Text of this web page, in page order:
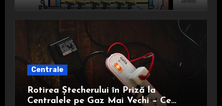
pentru încălzire
Centrale
Rotirea Ștecherului în Priză la
Centralele pe Gaz Mai Vechi – Ce